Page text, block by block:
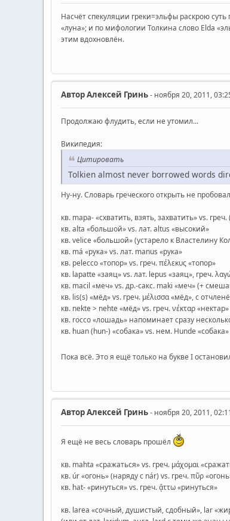
Насчёт спекуляции греки=эльфы раскрою
«луна»; и по мифологии Толкина слово Elda
этим вдохновлён.
АвторАлексей Гринь- ноября 20, 2011,
Продолжаю флудить, если не утомил...
Википедия:
Цитировать
Tolkien almost never borrowed words
Ну-ну. Словарь греческого открыть не
кв. mapa- «схватить, взять, захватить» vs.
кв. alta «большой» vs. лат. altus «высокий»
кв. velice «большой» (устарело к Властелину
кв. má «рука» vs. лат. manus «рука»
кв. pelecco «топор» vs. греч. πέλεκυς «топор»
кв. lapatte «заяц» vs. лат. lepus «заяц», греч.
кв. macil «меч» vs. др.-сакс. maki «меч» (+
кв. lis(s) «мёд» vs. греч. μέλισσα «мёд», с
кв. nekte > nehte «мёд» vs. греч. νέκταρ «нектар»
кв. rocco «лошадь» напоминает сразу
кв. huan (hun-) «собака» vs. нем. Hunde
Пока всё. Это я ещё только на букве I
АвторАлексей Гринь- ноября 20, 2011,
Я ещё не весь словарь прошёл
кв. mahta «сражаться» vs. греч. μάχομαι
кв. úr «огонь» (наряду с nár) vs. греч. πῦρ
кв. hat- «ринуться» vs. греч. ᾄττω «ринуться»
кв. larea «сочный, душистый, сдобный», lar